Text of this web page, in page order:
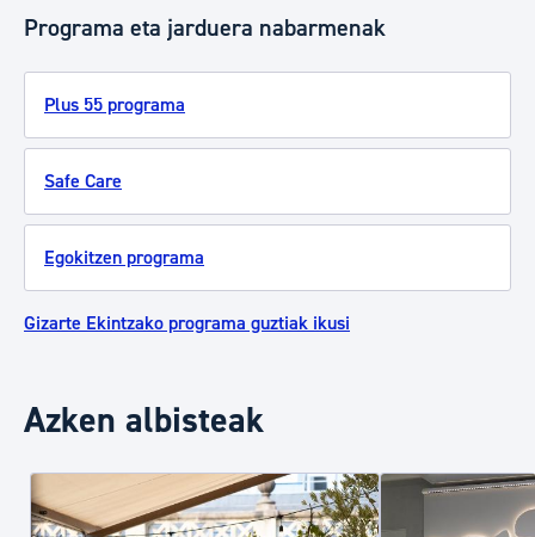
Programa eta jarduera nabarmenak
Plus 55 programa
Safe Care
Egokitzen programa
Gizarte Ekintzako programa guztiak ikusi
Azken albisteak